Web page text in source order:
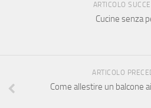
ARTICOLO
Cucine senza
ARTICOLO
Come allestire un balcone